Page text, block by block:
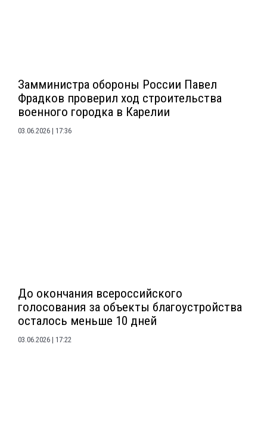
Замминистра обороны России Павел
Фрадков проверил ход строительства
военного городка в Карелии
03.06.2026 17:36
До окончания всероссийского
голосования за объекты благоустройства
осталось меньше 10 дней
03.06.2026 17:22